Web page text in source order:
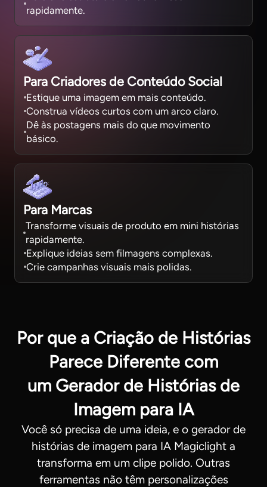
rapidamente.
Para Criadores de Conteúdo Social
Estique uma imagem em mais conteúdo.
Construa vídeos curtos com um arco claro.
Dê às postagens mais do que movimento
básico.
Para Marcas
Transforme visuais de produto em mini histórias
rapidamente.
Explique ideias sem filmagens complexas.
Crie campanhas visuais mais polidas.
Por que a Criação de Histórias
Parece Diferente com
um Gerador de Histórias de
Imagem para IA
Você só precisa de uma ideia, e o gerador de
histórias de imagem para IA Magiclight a
transforma em um clipe polido. Outras
ferramentas não têm personalizações